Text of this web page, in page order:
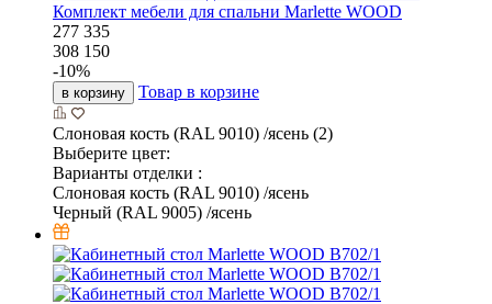
Комплект мебели для спальни Marlette WOOD
277 335
308 150
-10%
в корзину Товар в корзине
Слоновая кость (RAL 9010) /ясень (2)
Выберите цвет:
Варианты отделки :
Слоновая кость (RAL 9010) /ясень
Черный (RAL 9005) /ясень